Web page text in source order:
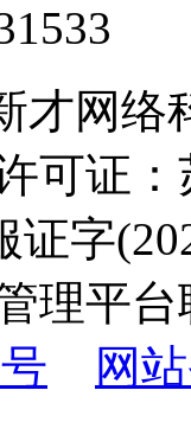
才网络
可证
字
理平
网